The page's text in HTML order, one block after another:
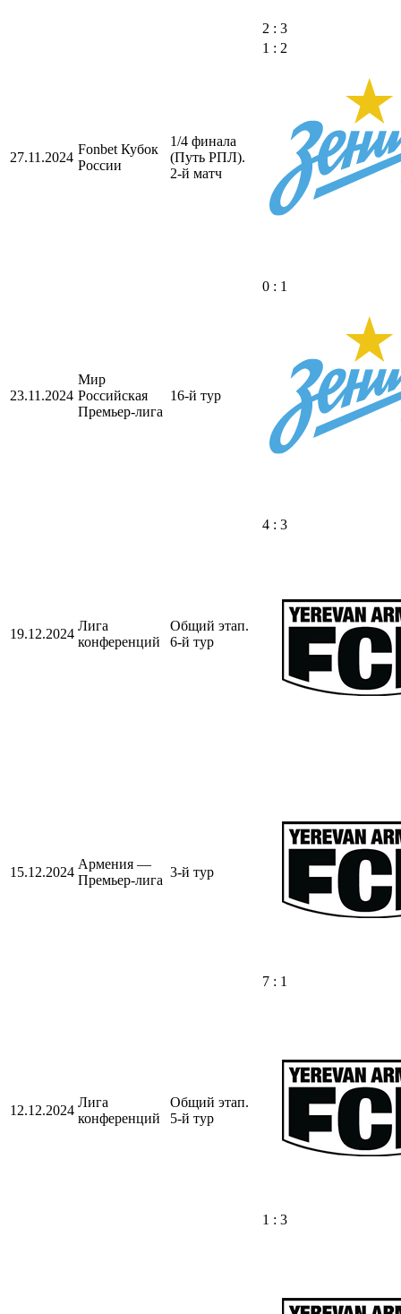
2 : 3
27.11.2024
Fonbet Кубок
России
1/4 финала
(Путь РПЛ).
2-й матч
1 : 2
23.11.2024
Мир
Российская
Премьер-лига
16-й тур
0 : 1
19.12.2024
Лига
конференций
Общий этап.
6-й тур
4 : 3
15.12.2024
Армения —
Премьер-лига
3-й тур
7 : 1
12.12.2024
Лига
конференций
Общий этап.
5-й тур
1 : 3